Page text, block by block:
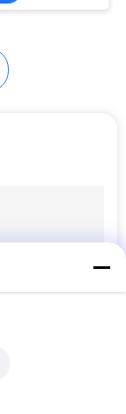
बैग
12